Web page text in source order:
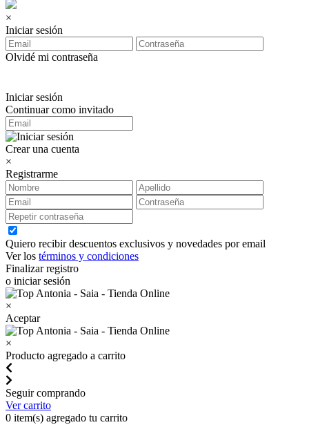
×
Iniciar sesión
Olvidé mi contraseña
Iniciar sesión
Continuar como invitado
Crear una cuenta
×
Registrarme
Quiero recibir descuentos exclusivos y novedades por email
Ver los términos y condiciones
Finalizar registro
o iniciar sesión
×
Aceptar
×
Producto agregado a carrito
Seguir comprando
Ver carrito
0 item(s) agregado tu carrito